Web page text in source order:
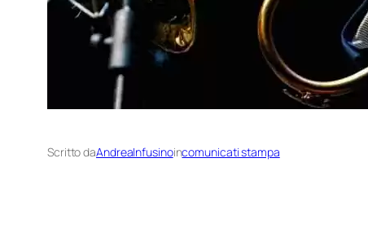
Scritto daAndreaInfusinoincomunicati stampa